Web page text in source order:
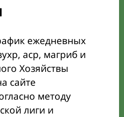
ежедневных
аср, магриб и
Хозяйствы
сайте
методу
лиги и